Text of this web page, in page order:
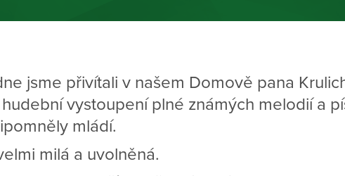
jsme přivítali v našem Domově pana
vystoupení plné známých melodií a
mládí.
milá a uvolněná.